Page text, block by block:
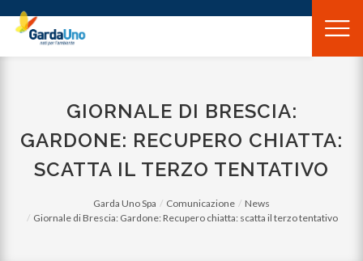
Gardauno
Spa
GIORNALE DI BRESCIA:
GARDONE: RECUPERO CHIATTA:
SCATTA IL TERZO TENTATIVO
Garda Uno Spa Comunicazione
News
Giornale di Brescia: Gardone: Recupero chiatta: scatta il terzo tentativo